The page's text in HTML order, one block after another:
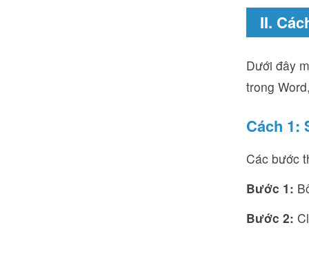
II.
Dưới đây
trong
Cách 1:
Các bước
Bước 1:
Bước 2: